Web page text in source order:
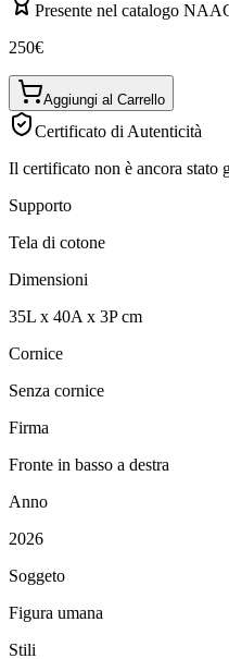
Presente nel catalogo
250€
Aggiungi al Carrello
Certificato di Autenticità
Il certificato non è ancora stato
Supporto
Tela di cotone
Dimensioni
35L x 40A x 3Pcm
Cornice
Senza cornice
Firma
Fronte in basso a destra
Anno
2026
Soggeto
Figura umana
Stili